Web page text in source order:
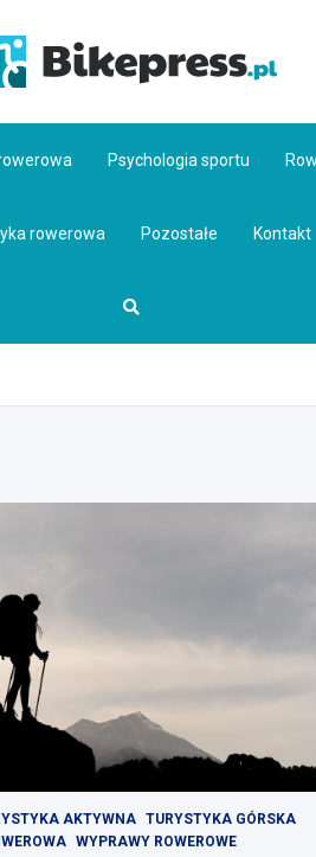
Psychologia sportu
rowerowa Pozostałe Kontakt
AKTYWNA TURYSTYKA GÓRSKA
WYPRAWY ROWEROWE